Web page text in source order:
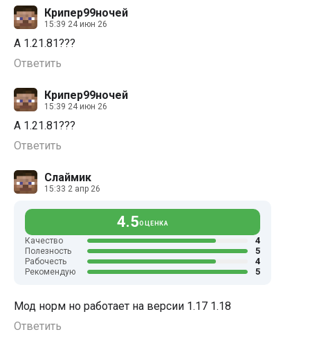
Крипер99ночей
15:39 24 июн 26
А 1.21.81???
Ответить
Крипер99ночей
15:39 24 июн 26
А 1.21.81???
Ответить
Слаймик
15:33 2 апр 26
4.5ОЦЕНКА
Качество 4
Полезность 5
Рабочесть 4
Рекомендую 5
Мод норм но работает на версии 1.17 1.18
Ответить